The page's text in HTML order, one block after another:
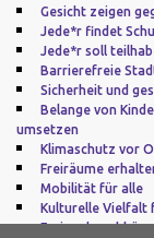
Gesicht zeigen
Jede*r findet
Jede*r soll
Barrierefreie
Sicherheit und
Belange von
umsetzen
Klimaschutz vor
Freiräume
Mobilität für alle
Kulturelle Vielfalt
Frei und